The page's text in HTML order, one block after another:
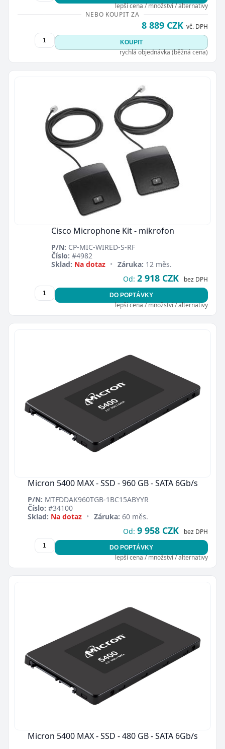
lepší cena / množství / alternativy
NEBO KOUPIT ZA
8 889 CZK vč. DPH
KOUPIT
rychlá objednávka (běžná cena)
Cisco Microphone Kit - mikrofon
P/N: CP-MIC-WIRED-S-RF
Číslo: #4982
Sklad: Na dotaz • Záruka: 12 měs.
Od: 2 918 CZK bez DPH
DO POPTÁVKY
lepší cena / množství / alternativy
Micron 5400 MAX - SSD - 960 GB - SATA 6Gb/s
P/N: MTFDDAK960TGB-1BC15ABYYR
Číslo: #34100
Sklad: Na dotaz • Záruka: 60 měs.
Od: 9 958 CZK bez DPH
DO POPTÁVKY
lepší cena / množství / alternativy
Micron 5400 MAX - SSD - 480 GB - SATA 6Gb/s